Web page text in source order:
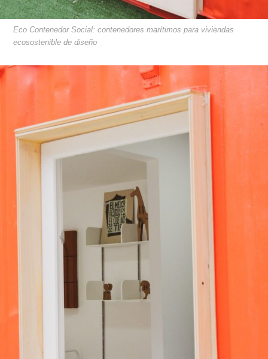
Eco Contenedor Social: contenedores marítimos para viviendas
ecosostenible de diseño